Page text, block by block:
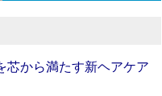
芯から満たす新ヘアケア